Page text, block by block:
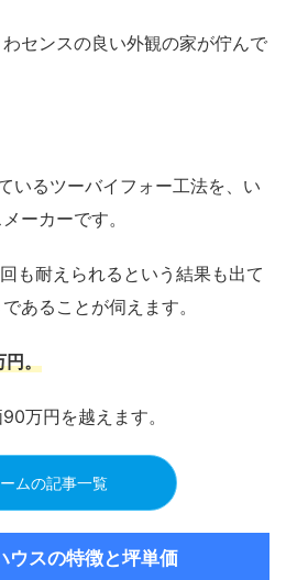
センスの良い外観の家が佇んで
いるツーバイフォー工法を、い
ーカーです。
も耐えられるという結果も出て
あることが伺えます。
円。
万円を越えます。
ムの記事一覧
ウスの特徴と坪単価